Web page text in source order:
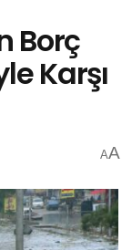
Borç
Karşı
AA